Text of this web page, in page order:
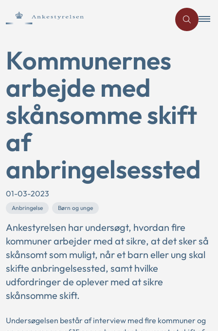
Kommunernes
arbejde med
skånsomme skift
af
anbringelsessted
01-03-2023
Anbringelse Børn og unge
Ankestyrelsen har undersøgt, hvordan fire
kommuner arbejder med at sikre, at det sker så
skånsomt som muligt, når et barn eller ung skal
skifte anbringelsessted, samt hvilke
udfordringer de oplever med at sikre
skånsomme skift.
Undersøgelsen består af interview med fire kommuner og